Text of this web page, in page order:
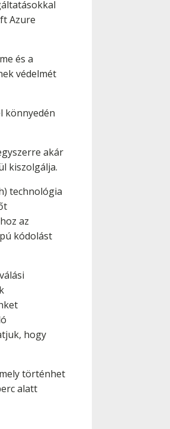
Azure
és a
védelmét
könnyedén
akár
kiszolgálja.
technológia
az
kódolást
hogy
történhet
alatt